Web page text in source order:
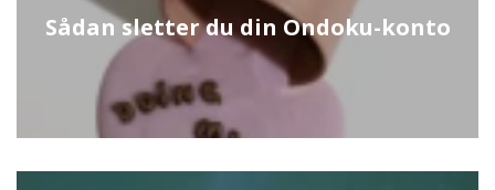
Sådan sletter du din Ondoku-konto